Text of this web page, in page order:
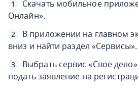
Скачать мобильное
Онлайн».
В приложении на главном
вниз и найти раздел «Сервисы».
Выбрать сервис «Своё
подать заявление на